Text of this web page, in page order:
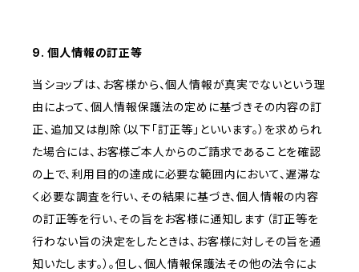
9. 個人情報の訂正等
当ショップは、お客様から、個人情報が真実でないという理
由によって、個人情報保護法の定めに基づきその内容の訂
正、追加又は削除（以下「訂正等」といいます。）を求められ
た場合には、お客様ご本人からのご請求であることを確認
の上で、利用目的の達成に必要な範囲内において、遅滞な
く必要な調査を行い、その結果に基づき、個人情報の内容
の訂正等を行い、その旨をお客様に通知します（訂正等を
行わない旨の決定をしたときは、お客様に対しその旨を通
知いたします。）。但し、個人情報保護法その他の法令によ